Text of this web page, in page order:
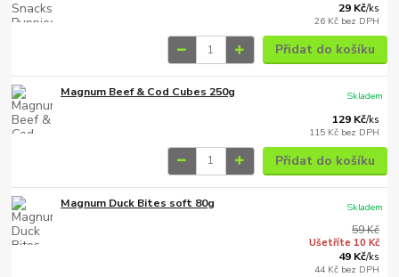
29 Kč/ks
26 Kč bez DPH
Přidat do košíku
Magnum Beef & Cod Cubes 250g
129 Kč/ks
115 Kč bez DPH
Skladem
Přidat do košíku
Magnum Duck Bites soft 80g
59 Kč
Ušetříte 10 Kč
49 Kč/ks
44 Kč bez DPH
Skladem